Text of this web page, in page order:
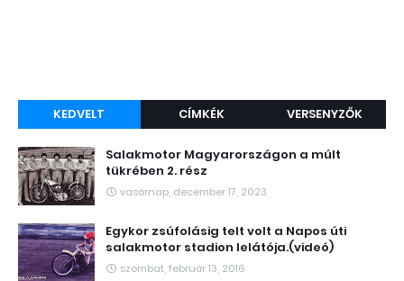
KEDVELT CÍMKÉK VERSENYZŐK
Salakmotor Magyarországon a múlt
tükrében 2. rész
vasárnap, december 17, 2023
Egykor zsúfolásig telt volt a Napos úti
salakmotor stadion lelátója.(videó)
szombat, február 13, 2016